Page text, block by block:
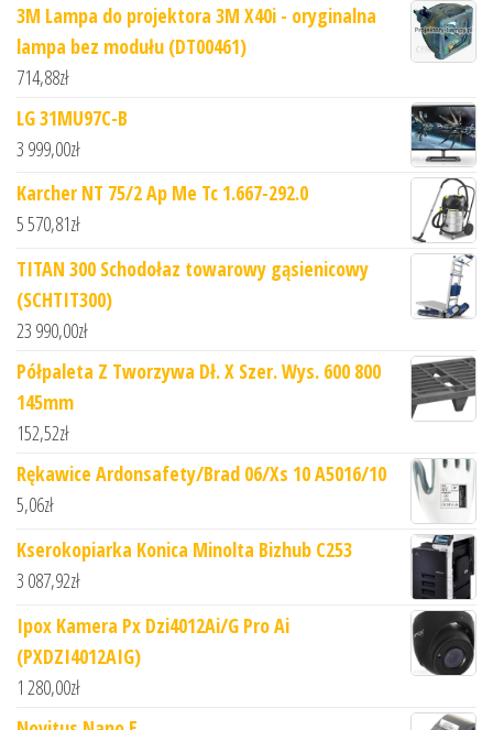
3M Lampa do projektora 3M X40i - oryginalna
lampa bez modułu (DT00461)
714,88zł
LG 31MU97C-B
3 999,00zł
Karcher NT 75/2 Ap Me Tc 1.667-292.0
5 570,81zł
TITAN 300 Schodołaz towarowy gąsienicowy
(SCHTIT300)
23 990,00zł
Półpaleta Z Tworzywa Dł. X Szer. Wys. 600 800
145mm
152,52zł
Rękawice Ardonsafety/Brad 06/Xs 10 A5016/10
5,06zł
Kserokopiarka Konica Minolta Bizhub C253
3 087,92zł
Ipox Kamera Px Dzi4012Ai/G Pro Ai
(PXDZI4012AIG)
1 280,00zł